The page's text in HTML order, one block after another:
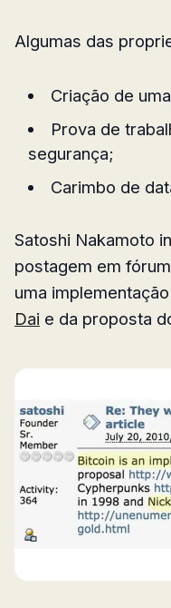
Algumas das
Criação de
Prova de
segurança;
Carimbo de
Satoshi Nakamoto
postagem em
uma
Dai e da proposta